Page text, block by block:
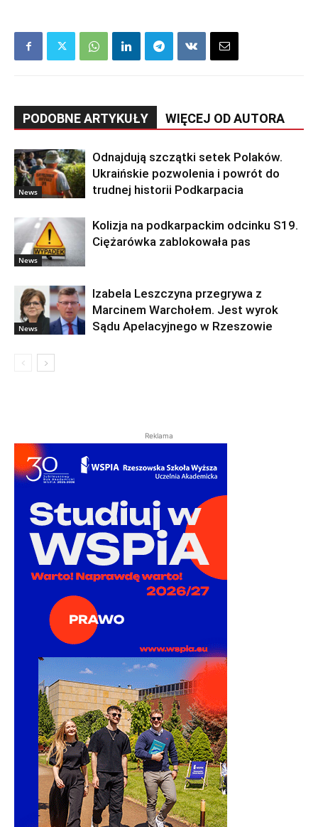
PODOBNE ARTYKUŁY WIĘCEJ OD AUTORA
News
Odnajdują szczątki setek Polaków.
Ukraińskie pozwolenia i powrót do
trudnej historii Podkarpacia
News
Kolizja na podkarpackim odcinku S19.
Ciężarówka zablokowała pas
News
Izabela Leszczyna przegrywa z
Marcinem Warchołem. Jest wyrok
Sądu Apelacyjnego w Rzeszowie
Reklama